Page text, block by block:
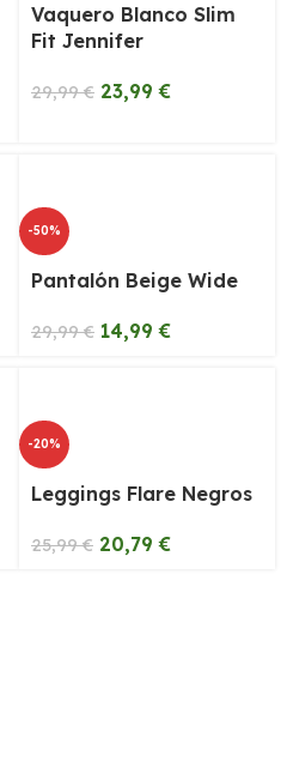
Vaquero Blanco Slim
Fit Jennifer
29,99€ 23,99€
-50%
Pantalón Beige Wide
29,99€ 14,99€
-20%
Leggings Flare Negros
25,99€ 20,79€